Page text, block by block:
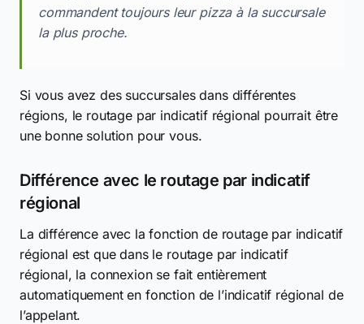
commandent toujours leur pizza à la succursale
la plus proche.
Si vous avez des succursales dans différentes
régions, le routage par indicatif régional pourrait être
une bonne solution pour vous.
Différence avec le routage par indicatif
régional
La différence avec la fonction de routage par indicatif
régional est que dans le routage par indicatif
régional, la connexion se fait entièrement
automatiquement en fonction de l’indicatif régional de
l’appelant.